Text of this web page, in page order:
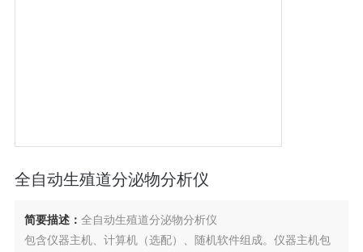
全自动生殖道分泌物分析仪
简要描述： 全自动生殖道分泌物分析仪
包含仪器主机、计算机（选配）、随机软件组成。仪器主机包